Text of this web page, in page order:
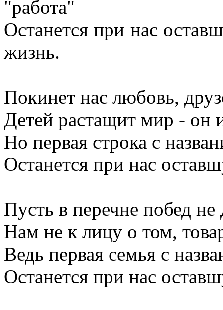
"работа"
Останется при нас
жизнь.
Покинет нас любовь,
Детей растащит мир - он
Но первая строка с
Останется при нас
Пусть в перечне побед не
Нам не к лицу о том,
Ведь первая семья с
Останется при нас